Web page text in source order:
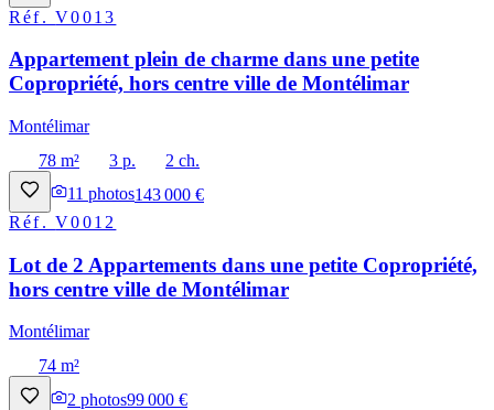
Réf.V0013
Appartement plein de charme dans une petite
Copropriété, hors centre ville de Montélimar
Montélimar
78 m²
3 p.
2 ch.
11 photos143 000 €
Réf.V0012
Lot de 2 Appartements dans une petite Copropriété,
hors centre ville de Montélimar
Montélimar
74 m²
2 photos99 000 €